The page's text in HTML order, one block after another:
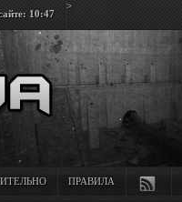
>
10:47
ПРАВИЛА